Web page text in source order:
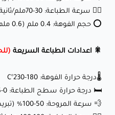
🏃‍♂️ سرعة الطباعة: 30-70ملم/ثانية
⭕ حجم الفوهة: 0.4 ملم (0.6 ملم موصى به للطباعات الكبيرة)
🎇 اعدادات الطباعة السريعة
🌡️درجة حرارة الفوهة: 180-230°C
🛏️ درجة حرارة سطح الطباعة: 0-55°C (اختياري لتحسين الالتصاق)
💨 سرعة المروحة: 50-100% (تبريد محسن للحصول على تفاصيل أفضل)